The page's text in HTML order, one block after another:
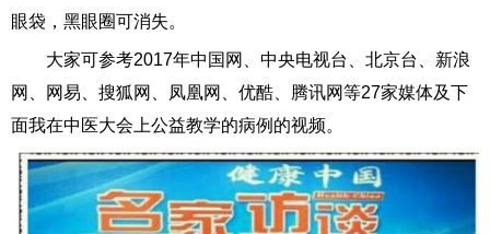
眼袋，黑眼圈可消失。
大家可参考2017年中国网、中央电视台、北京台、新浪
网、网易、搜狐网、凤凰网、优酷、腾讯网等27家媒体及下
面我在中医大会上公益教学的病例的视频。